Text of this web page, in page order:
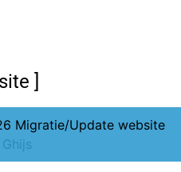
]
Migratie/Update website